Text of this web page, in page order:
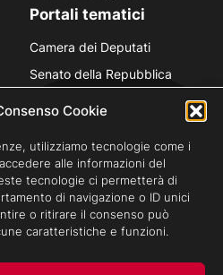
Cookie
utilizziamo tecnologie come i
alle informazioni del
tecnologie ci permetterà di
di navigazione o ID unici
o ritirare il consenso può
caratteristiche e funzioni.
Portali tematici
Camera dei Deputati
Senato della Repubblica
Provincia in Luce
Luce per la didattica
Fare gli italiani